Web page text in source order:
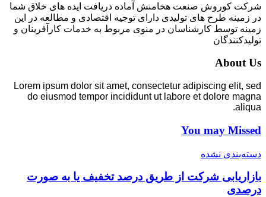
شرکت کوروش صنعت هخامنش آماده دریافت ایده های خلاق شما
در زمینه طرح های تولیدی دارای توجیه اقتصادی و مطالعه در این
زمینه توسط کارشناسان در منوی مربوط به خدمات کارآفرینان و
تولیدکنندگان
About Us
Lorem ipsum dolor sit amet, consectetur adipiscing elit, sed
do eiusmod tempor incididunt ut labore et dolore magna
aliqua.
You may Missed
دسته‌بندی نشده
بازاریابی شرکت از طریق درصد تخفیف یا به صورت
درصدی